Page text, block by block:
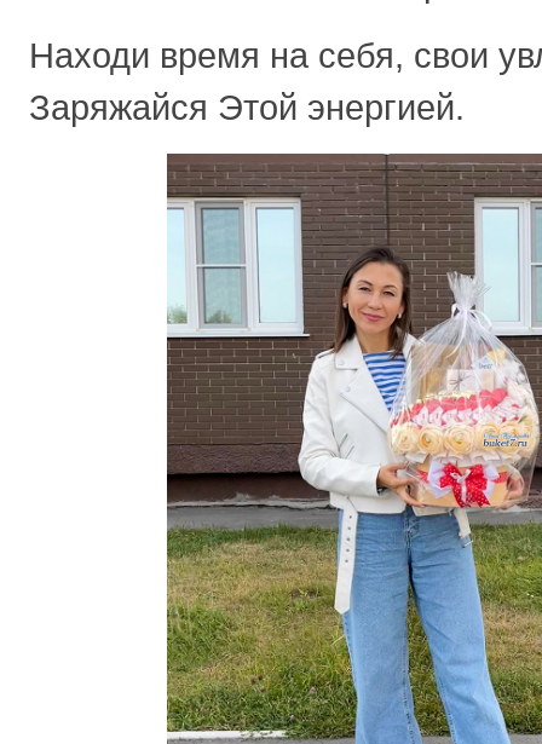
Находи время на себя, свои
Заряжайся Этой энергией.